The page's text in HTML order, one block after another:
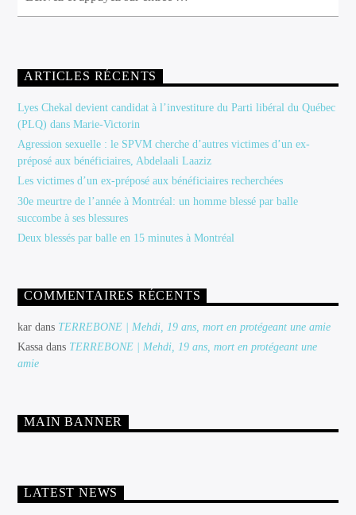
ARTICLES RÉCENTS
Lyes Chekal devient candidat à l’investiture du Parti libéral du Québec
(PLQ) dans Marie-Victorin
Agression sexuelle : le SPVM cherche d’autres victimes d’un ex-
préposé aux bénéficiaires, Abdelaali Laaziz
Les victimes d’un ex-préposé aux bénéficiaires recherchées
30e meurtre de l’année à Montréal: un homme blessé par balle
succombe à ses blessures
Deux blessés par balle en 15 minutes à Montréal
COMMENTAIRES RÉCENTS
kar dans TERREBONE | Mehdi, 19 ans, mort en protégeant une amie
Kassa dans TERREBONE | Mehdi, 19 ans, mort en protégeant une
amie
MAIN BANNER
LATEST NEWS